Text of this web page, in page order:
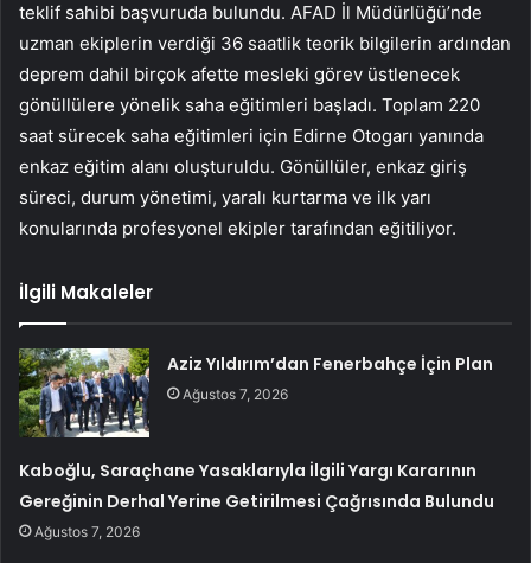
teklif sahibi başvuruda bulundu. AFAD İl Müdürlüğü’nde
uzman ekiplerin verdiği 36 saatlik teorik bilgilerin ardından
deprem dahil birçok afette mesleki görev üstlenecek
gönüllülere yönelik saha eğitimleri başladı. Toplam 220
saat sürecek saha eğitimleri için Edirne Otogarı yanında
enkaz eğitim alanı oluşturuldu. Gönüllüler, enkaz giriş
süreci, durum yönetimi, yaralı kurtarma ve ilk yarı
konularında profesyonel ekipler tarafından eğitiliyor.
İlgili Makaleler
Aziz Yıldırım’dan Fenerbahçe İçin Plan
Ağustos 7, 2026
Kaboğlu, Saraçhane Yasaklarıyla İlgili Yargı Kararının
Gereğinin Derhal Yerine Getirilmesi Çağrısında Bulundu
Ağustos 7, 2026